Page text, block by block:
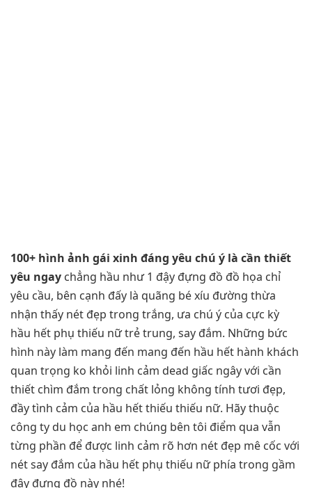
100+ hình ảnh gái xinh đáng yêu chú ý là cần thiết
yêu ngay chẳng hầu như 1 đậy đựng đồ đồ họa chỉ
yêu cầu, bên cạnh đấy là quãng bé xíu đường thừa
nhận thấy nét đẹp trong trắng, ưa chú ý của cực kỳ
hầu hết phụ thiếu nữ trẻ trung, say đắm. Những bức
hình này làm mang đến mang đến hầu hết hành khách
quan trọng ko khỏi linh cảm dead giấc ngây với cần
thiết chìm đắm trong chất lỏng không tính tươi đẹp,
đầy tình cảm của hầu hết thiếu thiếu nữ. Hãy thuộc
công ty du học anh em chúng bên tôi điểm qua vẫn
từng phần để được linh cảm rõ hơn nét đẹp mê cốc với
nét say đắm của hầu hết phụ thiếu nữ phía trong gầm
đậy đựng đồ này nhé!